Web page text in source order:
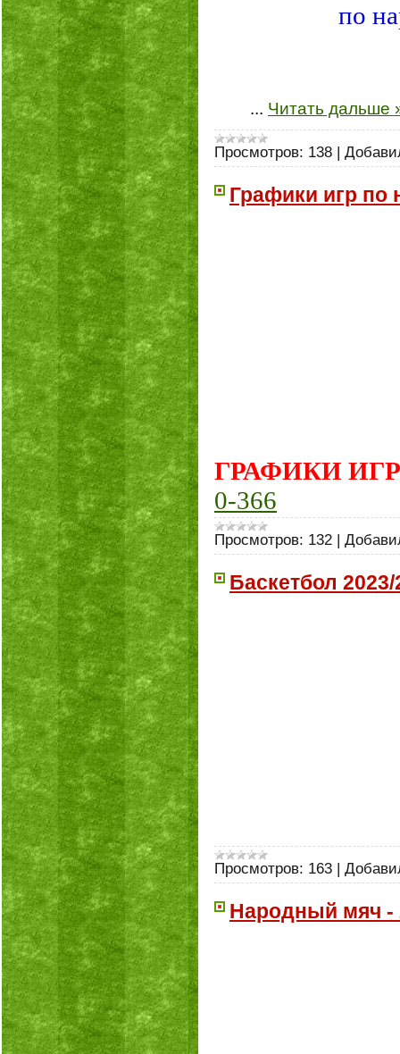
по
... Читать дальше
Просмотров: 138
Графики игр по
ГРАФИКИ ИГР
0-366
Просмотров: 132 |
Баскетбол 2023/
Просмотров: 163 |
Народный мяч -